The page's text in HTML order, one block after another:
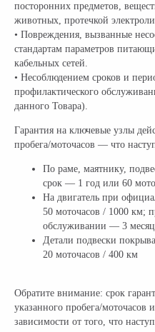
посторонних предметов,
животных, протечкой
• Повреждения, вызванные
стандартам параметров
кабельных сетей.
• Несоблюдением сроков и
профилактического
данного Товара).
Гарантия на ключевые узлы
пробега/моточасов — что
По раме, маятнику,
срок — 1 год или 60
На двигатель при
50 моточасов / 1000 км;
обслуживании — 3
Детали подвески
20 моточасов / 400 км
Обратите внимание: срок
указанного пробега/моточасов
зависимости от того, что